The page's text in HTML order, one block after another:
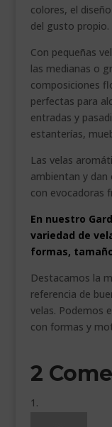
colores, el
del gusto propio.
Con pequeñas
las medianas o
composiciones
perfectas para
entradas y
estanterías,
Las velas
ambientan y dan
con evocadoras
En nuestro
variedad de
formas,
Destacamos la
referencia de
velas. Podemos
con formas y
2